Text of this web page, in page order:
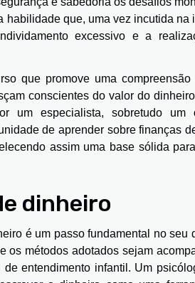
habilidade que, uma vez incutida na
excessivo e a
que promove uma
conscientes do valor do
um especialista, sobretudo um
de aprender sobre finanças
assim uma base sólida
dinheiro
é um passo fundamental no seu
os métodos adotados sejam
entendimento infantil. Um